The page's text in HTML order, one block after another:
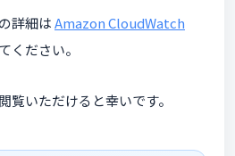
詳細はAmazon CloudWatch
ください。
覧いただけると幸いです。